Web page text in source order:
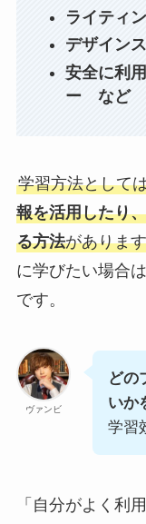
ライティ
デザイン
安全に利
ー
など
学習方法として
報を活用したり
る方法がありま
に学びたい場合
です。
ヴァンビ
どの
いか
学習
「自分がよく利